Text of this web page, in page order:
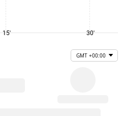
15' 30'
GMT +00:00